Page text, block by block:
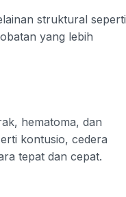
struktural seperti
yang lebih
hematoma, dan
kontusio, cedera
tepat dan cepat.